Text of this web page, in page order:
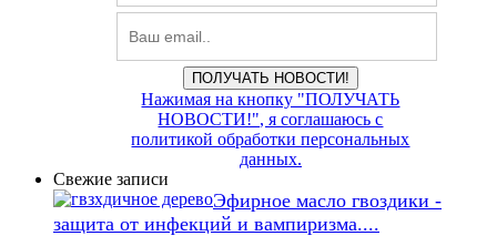
ПОЛУЧАТЬ НОВОСТИ!
Нажимая на кнопку "ПОЛУЧАТЬ
НОВОСТИ!", я соглашаюсь с
политикой обработки персональных
данных.
Свежие записи
Эфирное масло гвоздики -
защита от инфекций и вампиризма....